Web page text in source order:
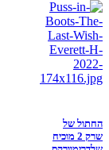
החתול של
שרק 2 מוכיח